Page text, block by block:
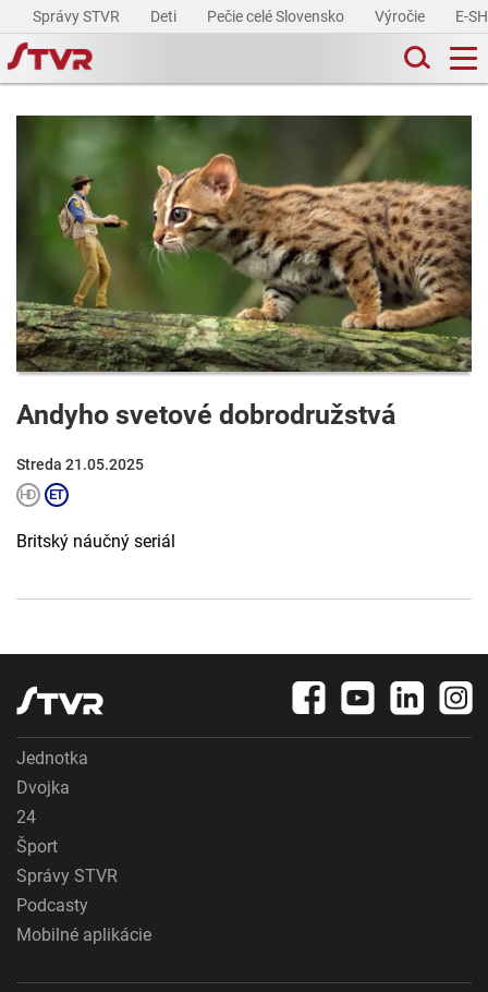
Správy STVR Deti Pečie celé Slovensko Výročie E-
Andyho svetové dobrodružstvá
Streda 21.05.2025
Britský náučný seriál
Jednotka
Dvojka
24
Šport
Správy STVR
Podcasty
Mobilné aplikácie